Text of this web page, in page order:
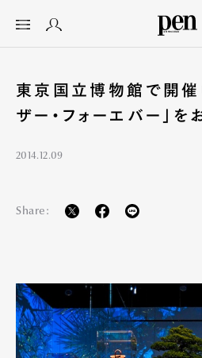
東京国立博物館で開催
ザー・フォーエバー」を
2014.12.09
Share: